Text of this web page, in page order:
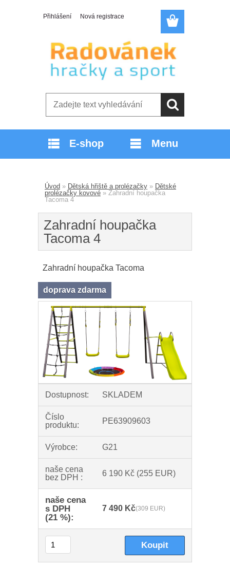
Přihlášení Nová registrace
E-shop Menu
Úvod » Dětská hřiště a prolézačky » Dětské
prolézačky kovové » Zahradní houpačka
Tacoma 4
Zahradní houpačka
Tacoma 4
Zahradní houpačka Tacoma
doprava zdarma
Dostupnost: SKLADEM
Číslo
produktu:
PE63909603
Výrobce: G21
naše cena
bez DPH :
6 190 Kč (255 EUR)
naše cena
s DPH
(21 %):
7 490 Kč(309 EUR)